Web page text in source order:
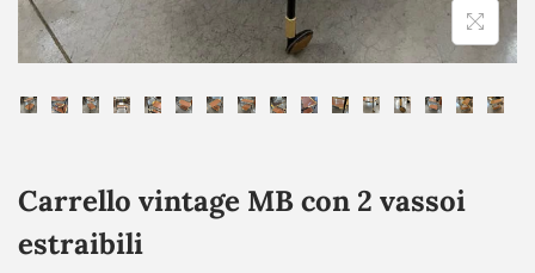
Carrello vintage MB con 2 vassoi
estraibili